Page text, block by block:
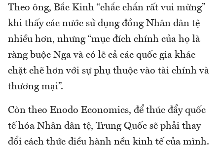
Theo ông, Bắc Kinh “chắc chắn rất vui mừng”
khi thấy các nước sử dụng đồng Nhân dân tệ
nhiều hơn, nhưng “mục đích chính của họ là
ràng buộc Nga và có lẽ cả các quốc gia khác
chặt chẽ hơn với sự phụ thuộc vào tài chính và
thương mại”.
Còn theo Enodo Economics, để thúc đẩy quốc
tế hóa Nhân dân tệ, Trung Quốc sẽ phải thay
đổi cách thức điều hành nền kinh tế của mình.